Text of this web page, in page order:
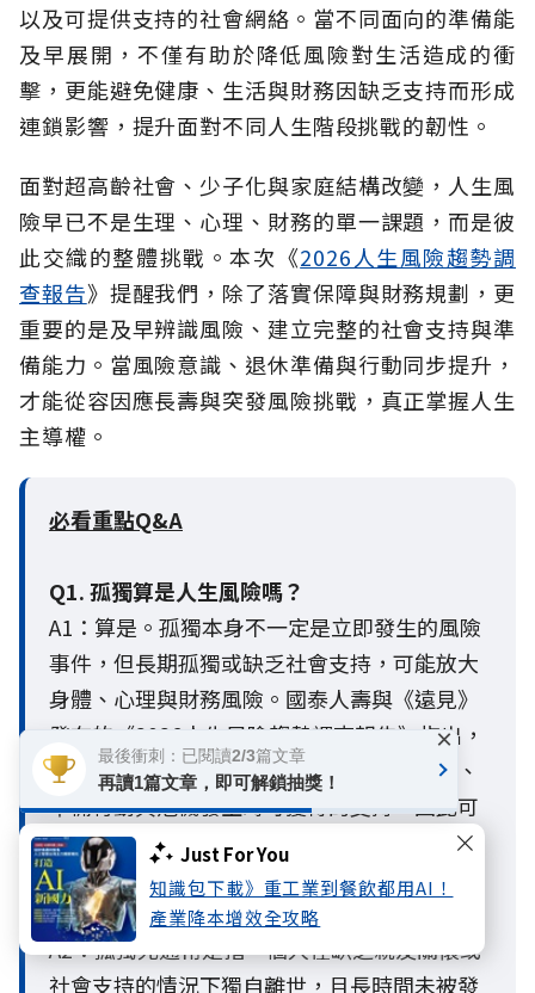
Just For You
知識包下載》重工業到餐飲都用AI！
產業降本增效全攻略
以及可提供支持的社會網絡。當不同面向的準備能
及早展開，不僅有助於降低風險對生活造成的衝
擊，更能避免健康、生活與財務因缺乏支持而形成
連鎖影響，提升面對不同人生階段挑戰的韌性。
面對超高齡社會、少子化與家庭結構改變，人生風
險早已不是生理、心理、財務的單一課題，而是彼
此交織的整體挑戰。本次《2026人生風險趨勢調
查報告》提醒我們，除了落實保障與財務規劃，更
重要的是及早辨識風險、建立完整的社會支持與準
備能力。當風險意識、退休準備與行動同步提升，
才能從容因應長壽與突發風險挑戰，真正掌握人生
主導權。
必看重點Q&A
Q1. 孤獨算是人生風險嗎？
A1：算是。孤獨本身不一定是立即發生的風險
事件，但長期孤獨或缺乏社會支持，可能放大
身體、心理與財務風險。國泰人壽與《遠見》
發布的《2026人生風險趨勢調查報告》指出，
主觀孤獨與客觀孤立會影響個人的風險感知、
準備行動與危機發生時可獲得的支持，因此可
視為新型態的人生風險變數。
Q2.什麼是孤獨死？哪些人需要特別留意？
A2：孤獨死通常是指一個人在缺乏親友關懷或
社會支持的情況下獨自離世，且長時間未被發
最後衝刺：已閱讀2/3篇文章
再讀1篇文章，即可解鎖抽獎！
×